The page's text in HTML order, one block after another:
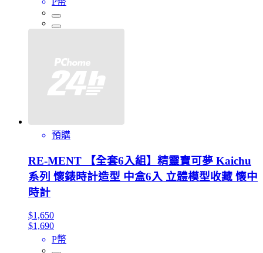
預購
RE-MENT 【全套6入組】精靈寶可夢 Kaichu
系列 懷錶時計造型 中盒6入 立體模型收藏 懐中
時計
$1,650
$1,690
P幣